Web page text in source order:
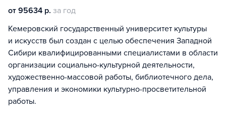
от 95634 р. за год
Кемеровский государственный университет культуры
и искусств был создан с целью обеспечения Западной
Сибири квалифицированными специалистами в области
организации социально-культурной деятельности,
художественно-массовой работы, библиотечного дела,
управления и экономики культурно-просветительной
работы.